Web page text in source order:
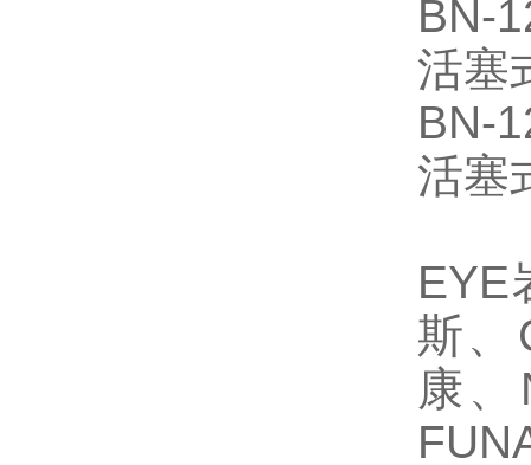
BN-
活塞
BN-
活塞
EYE
斯、
康